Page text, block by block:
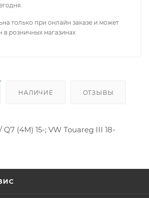
только при онлайн заказе и может
в розничных магазинах
НАЛИЧИЕ ОТЗЫВЫ
(4M) 15-; VW Touareg III 18-